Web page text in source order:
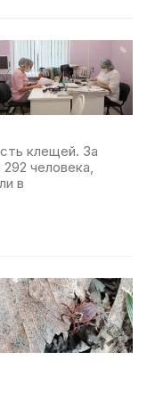
клещей. За
человека,
в